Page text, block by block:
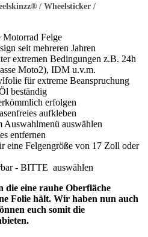
/ Wheelsticker /
Felge
seit mehreren Jahren
extremen Bedingungen z.B. 24h
Moto2), IDM u.v.m.
für extreme Beanspruchung
beständig
erfolgen
aufkleben
Auswahlmenü auswählen
entfernen
eine Felgengröße von 17 Zoll oder
- BITTE auswählen
die eine rauhe Oberfläche
Folie hält. Wir haben nun auch
euch somit die